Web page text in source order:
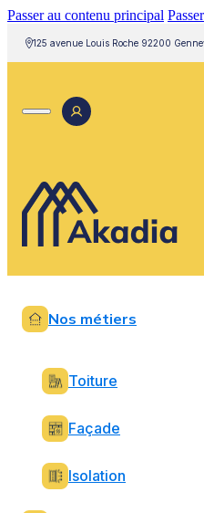
Passer au contenu principal
125 avenue Louis Roche 92200
Nos métiers
Toiture
Façade
Isolation